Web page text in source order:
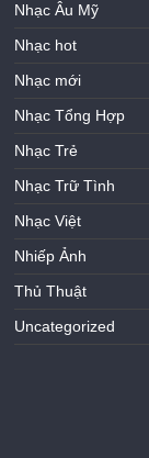
Nhạc Âu Mỹ
Nhạc hot
Nhạc mới
Nhạc Tổng Hợp
Nhạc Trẻ
Nhạc Trữ Tình
Nhạc Việt
Nhiếp Ảnh
Thủ Thuật
Uncategorized